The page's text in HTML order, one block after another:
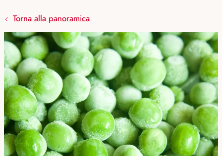
Torna alla panoramica